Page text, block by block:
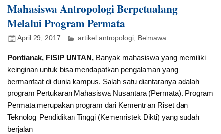
Mahasiswa Antropologi Berpetualang
Melalui Program Permata
April 29, 2017 artikel antropologi, Belmawa
Pontianak, FISIP UNTAN, Banyak mahasiswa yang memiliki
keinginan untuk bisa mendapatkan pengalaman yang
bermanfaat di dunia kampus. Salah satu diantaranya adalah
program Pertukaran Mahasiswa Nusantara (Permata). Program
Permata merupakan program dari Kementrian Riset dan
Teknologi Pendidikan Tinggi (Kemenristek Dikti) yang sudah
berjalan